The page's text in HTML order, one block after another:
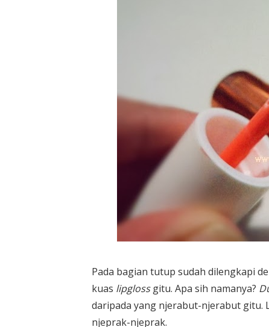
Pada bagian tutup sudah dilengkapi
kuas lipglossgitu. Apa sih namanya?
daripada yang njerabut-njerabut gitu.
njeprak-njeprak.